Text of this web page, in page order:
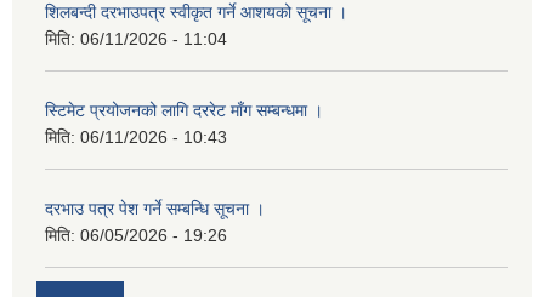
शिलबन्दी दरभाउपत्र स्वीकृत गर्ने आशयको सूचना ।
मिति: 06/11/2026 - 11:04
स्टिमेट प्रयोजनको लागि दररेट माँग सम्बन्धमा ।
मिति: 06/11/2026 - 10:43
दरभाउ पत्र पेश गर्ने सम्बन्धि सूचना ।
मिति: 06/05/2026 - 19:26